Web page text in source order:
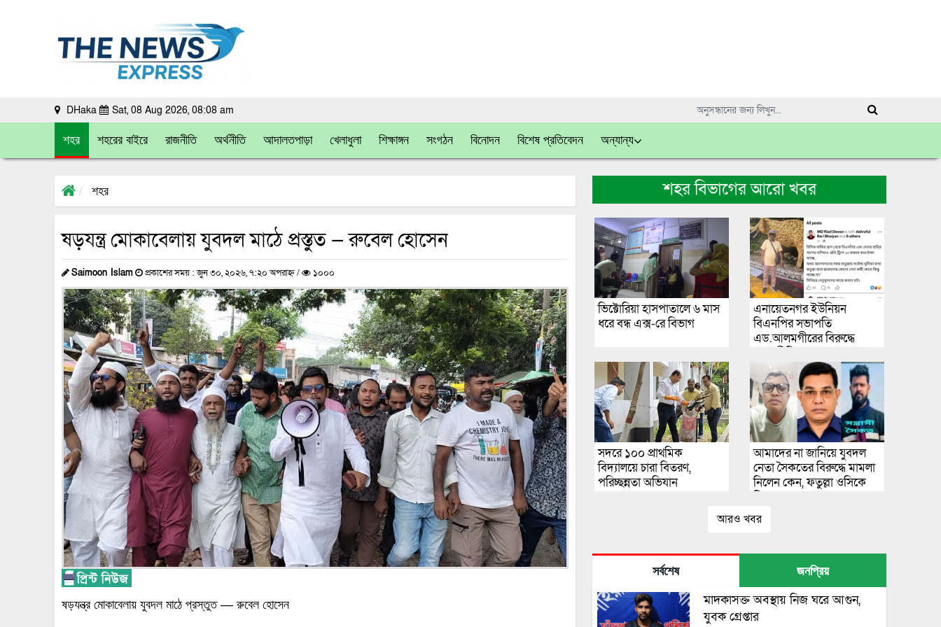
DHaka Sat, 08 Aug 2026, 08:08 am
শহর শহরের বাইরে রাজনীতি অর্থনীতি আদালতপাড়া খেলাধুলা শিক্ষাঙ্গন সংগঠন বিনোদন বিশেষ প্রতিবেদন অন্যান্য
শহর
ষড়যন্ত্র মোকাবেলায় যুবদল মাঠে প্রস্তুত — রুবেল হোসেন
Saimoon Islam প্রকাশের সময় : জুন ৩০, ২০২৬, ৭:২০ অপরাহ্ন / ১০০০
ষড়যন্ত্র মোকাবেলায় যুবদল মাঠে প্রস্তুত — রুবেল হোসেন
শহর বিভাগের আরো খবর
ভিক্টোরিয়া হাসপাতালে ৬ মাস
ধরে বন্ধ এক্স-রে বিভাগ
এনায়েতনগর ইউনিয়ন
বিএনপির সভাপতি
এড.আলমগীরের বিরুদ্ধে
অভিযোগ,ত্যাগীদের মূল্যায়ন
না করায় ক্ষোভে ছাত্রদল নেতা
রিয়াদ দেওয়ান
সদরে ১০০ প্রাথমিক
বিদ্যালয়ে চারা বিতরণ,
পরিচ্ছন্নতা অভিযান
আমাদের না জানিয়ে যুবদল
নেতা সৈকতের বিরুদ্ধে মামলা
নিলেন কেন, ফতুল্লা ওসিকে
নেতাদের বিরুদ্ধে মামলা নিতে
হলে আগে জানাতে হবে—এমন
আছে?’—ওসির পাল্টা জবাব
আরও খবর
সর্বশেষ জনপ্রিয়
মাদকাসক্ত অবস্থায় নিজ ঘরে আগুন,
যুবক গ্রেপ্তার